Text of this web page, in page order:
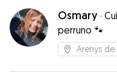
Osmary ·
perruno 🐾
Arenys